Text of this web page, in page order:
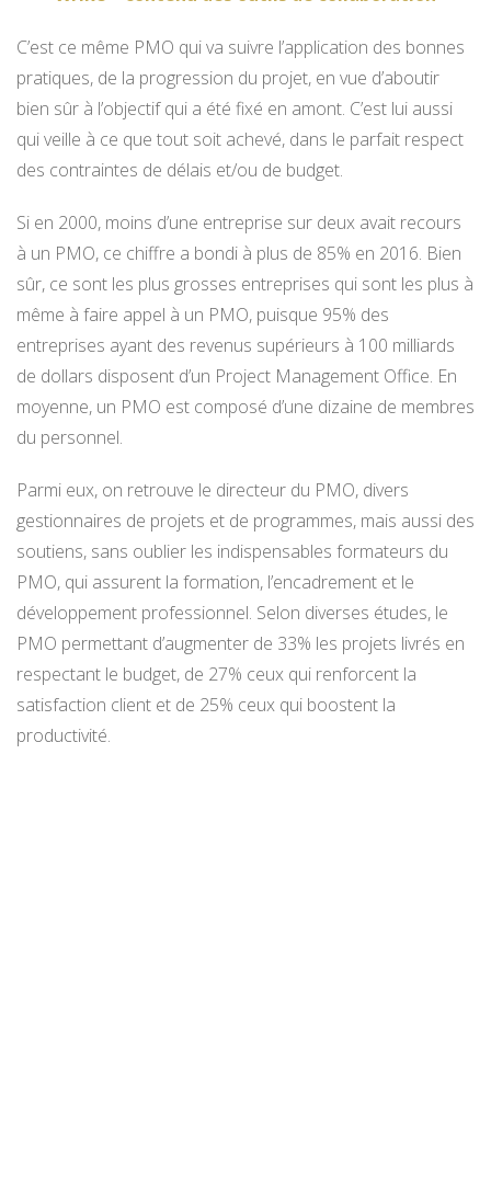
C’est ce même PMO qui va suivre l’application des bonnes
pratiques, de la progression du projet, en vue d’aboutir
bien sûr à l’objectif qui a été fixé en amont. C’est lui aussi
qui veille à ce que tout soit achevé, dans le parfait respect
des contraintes de délais et/ou de budget.
Si en 2000, moins d’une entreprise sur deux avait recours
à un PMO, ce chiffre a bondi à plus de 85% en 2016. Bien
sûr, ce sont les plus grosses entreprises qui sont les plus à
même à faire appel à un PMO, puisque 95% des
entreprises ayant des revenus supérieurs à 100 milliards
de dollars disposent d’un Project Management Office. En
moyenne, un PMO est composé d’une dizaine de membres
du personnel.
Parmi eux, on retrouve le directeur du PMO, divers
gestionnaires de projets et de programmes, mais aussi des
soutiens, sans oublier les indispensables formateurs du
PMO, qui assurent la formation, l’encadrement et le
développement professionnel. Selon diverses études, le
PMO permettant d’augmenter de 33% les projets livrés en
respectant le budget, de 27% ceux qui renforcent la
satisfaction client et de 25% ceux qui boostent la
productivité.